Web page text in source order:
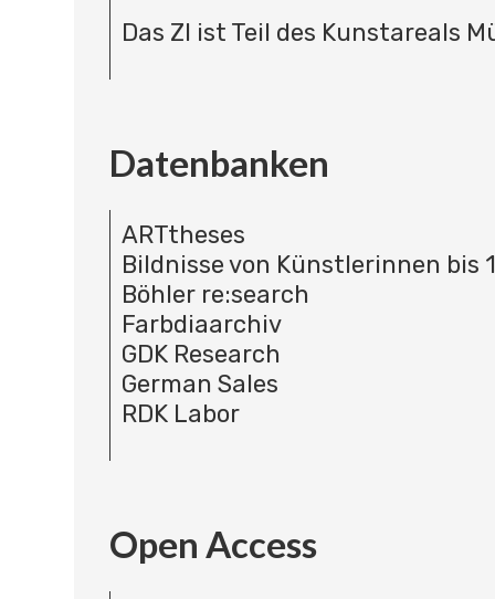
Das ZI ist Teil des Kunstareals
Datenbanken
ARTtheses
Bildnisse von Künstlerinnen bis
Böhler re:search
Farbdiaarchiv
GDK Research
German Sales
RDK Labor
Open Access